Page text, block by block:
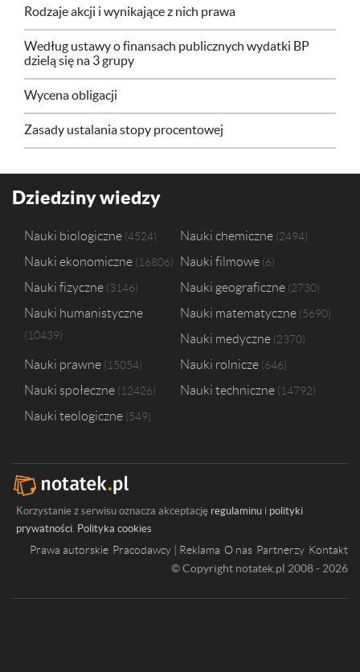
Rodzaje akcji i wynikające z nich prawa
Według ustawy o finansach publicznych wydatki BP
dzielą się na 3 grupy
Wycena obligacji
Zasady ustalania stopy procentowej
Dziedziny wiedzy
Nauki biologiczne 4524 Nauki chemiczne 2494
Nauki ekonomiczne 16806 Nauki filmowe 6
Nauki fizyczne 3146 Nauki geograficzne 2730
Nauki humanistyczne
10439
Nauki matematyczne 5690
Nauki medyczne 2370
Nauki prawne 15054 Nauki rolnicze 646
Nauki społeczne 12426 Nauki techniczne 14792
Nauki teologiczne 549
Korzystanie z serwisu oznacza akceptację regulaminu i polityki
prywatności. Polityka cookies
Prawa autorskie Pracodawcy | Reklama O nas Partnerzy Kontakt
© Copyright notatek.pl 2008 - 2026